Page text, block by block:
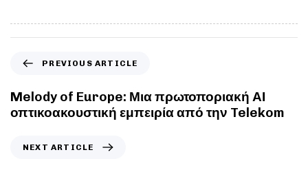
PREVIOUS ARTICLE
Melody of Europe: Μια πρωτοποριακή ΑΙ
οπτικοακουστική εμπειρία από την Telekom
NEXT ARTICLE